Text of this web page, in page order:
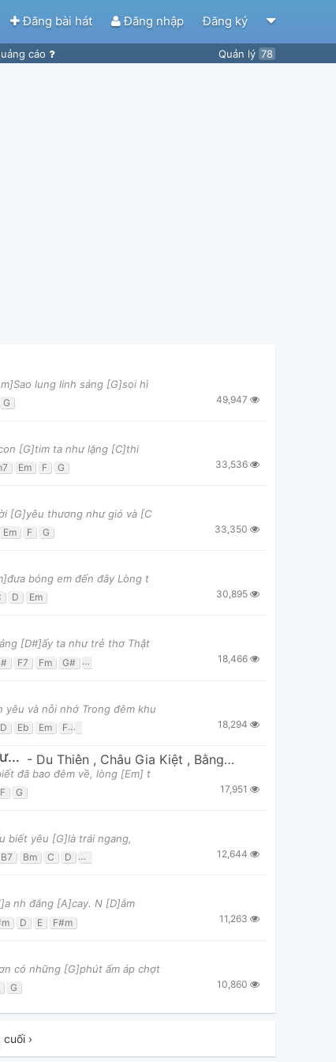
Đăng bài hát Đăng nhập Đăng ký
cáo Quản lý 78
lung linh sáng [G]soi hì
G 49,947
[G]tim ta như lặng [C]thi
Em F G 33,536
[G]yêu thương như gió và [C
Em F G 33,350
bóng em đến đây Lòng t
D Em 30,895
[D#]ấy ta như trẻ thơ Thật
F7 Fm G# Gm 18,466
và nỗi nhớ Trong đêm khu
D Eb Em F 18,294
Cuộc Tình Không Trọn Vẹn (Lệ Cay 2 - Chúng Ta Chưa Vì Nhau) - Du Thiên , Châu Gia Kiệt , Bằng Cường
đã bao đêm về, lòng [Em] t
F G 17,951
biết yêu [G]là trái ngang,
B7 Bm C D Em 12,644
nh đắng [A]cay. N [D]ắm
D E F#m 11,263
có những [G]phút ấm áp chợt
G 10,860
›